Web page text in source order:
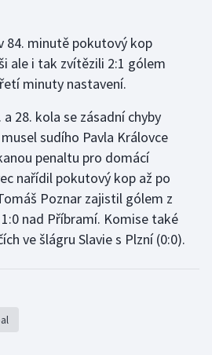
84. minutě pokutový kop
ale i tak zvítězili 2:1 gólem
minuty nastavení.
28. kola se zásadní chyby
sudího Pavla Královce
penaltu pro domácí
nařídil pokutový kop až po
Poznar zajistil gólem z
nad Příbramí. Komise také
ve šlágru Slavie s Plzní (0:0).